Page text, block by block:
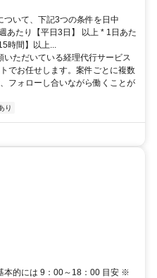
ついて、下記3つの条件を日中
あたり【平日3日】 以上 * 1日あた
時間】以上...
ただいている経理代行サービス
でお任せします。案件ごとに複数
フォローし合いながら働くことが
り
本的には 9：00～18：00 目安 ※